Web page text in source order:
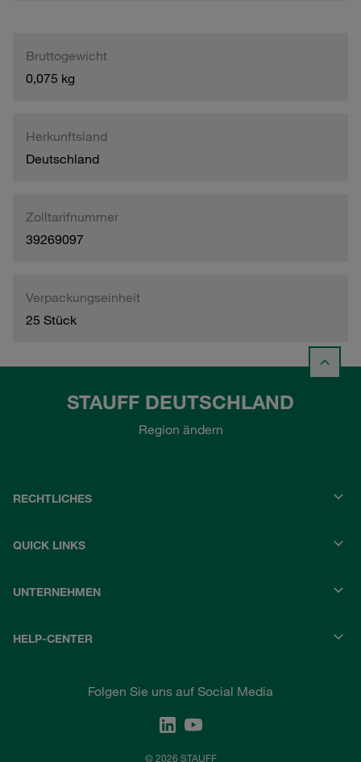
Bruttogewicht
0,075 kg
Herkunftsland
Deutschland
Zolltarifnummer
39269097
Verpackungseinheit
25 Stück
STAUFF DEUTSCHLAND
Region ändern
RECHTLICHES
QUICK LINKS
UNTERNEHMEN
HELP-CENTER
Folgen Sie uns auf Social Media
© 2026 STAUFF